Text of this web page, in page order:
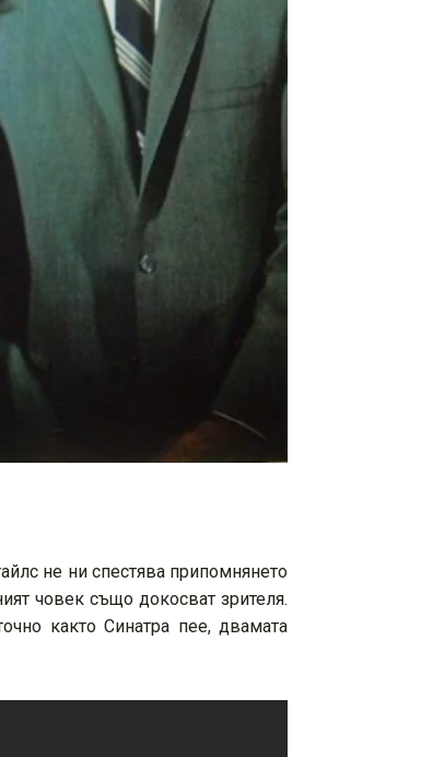
не ни спестява припомнянето
човек също докосват зрителя.
както Синатра пее, двамата